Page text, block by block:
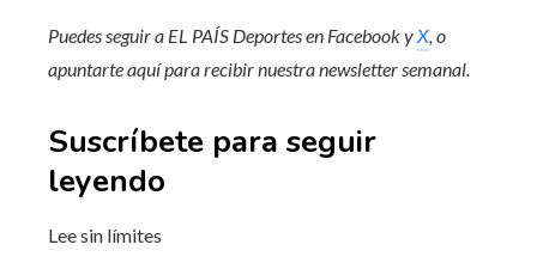
Puedes seguir a EL PAÍS Deportes en FacebookyX, o
apuntarte aquí para recibirnuestra newsletter semanal.
Suscríbete para seguir
leyendo
Lee sin límites